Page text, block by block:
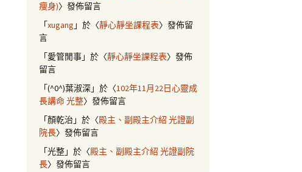
瘦身)〉發佈留言
「xugang 」於〈靜心靜坐課程表〉發佈留
言
「愛管閒事」於〈靜心靜坐課程表〉發佈
留言
「(^0^)葉淑深」於〈102年11月22日心靈成
長講命 光整〉發佈留言
「顏乾治 」於〈殿主、副殿主介紹 光證副
院長〉發佈留言
「光整」於〈殿主、副殿主介紹 光證副院
長〉發佈留言